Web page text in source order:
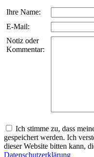
Ihre Name:
E-Mail:
Notiz oder
Kommentar:
Ich stimme zu, dass
gespeichert werden. Ich
dieser Website bitten kann,
Datenschutzerklärung